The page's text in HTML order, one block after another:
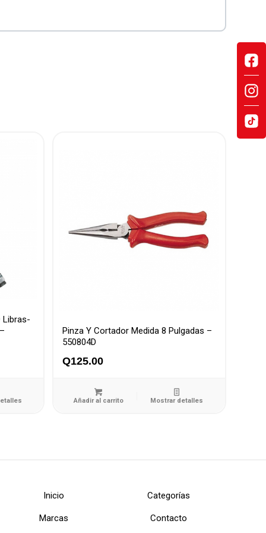
Libras-
Pinza Y Cortador Medida 8 Pulgadas –
550804D
Q125.00
Añadir al carrito Mostrar detalles
Inicio Categorías
Marcas Contacto